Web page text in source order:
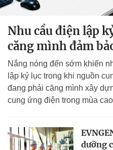
Nhu cầu điện lập
căng mình đảm
Nắng nóng đến sớm khiến
lập kỷ lục trong khi nguồn
đang phải căng mình xây
cung ứng điện trong mùa
dưỡng